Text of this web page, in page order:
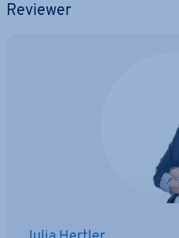
Reviewer